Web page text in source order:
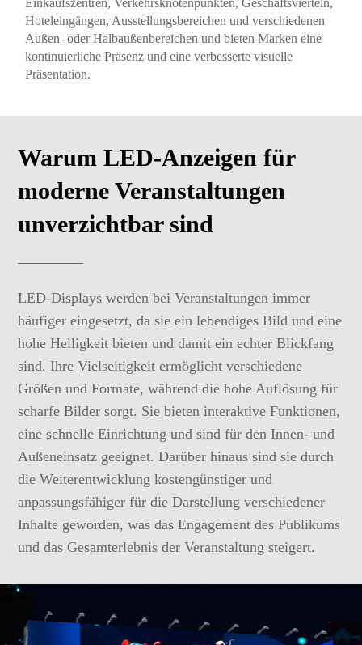
Hoteleingängen, Ausstellungsbereichen und verschiedenen
Außen- oder Halbaußenbereichen und bieten Marken eine
kontinuierliche Präsenz und eine verbesserte visuelle
Präsentation.
Warum LED-Anzeigen für
moderne Veranstaltungen
unverzichtbar sind
LED-Displays werden bei Veranstaltungen immer
häufiger eingesetzt, da sie ein lebendiges Bild und eine
hohe Helligkeit bieten und damit ein echter Blickfang
sind. Ihre Vielseitigkeit ermöglicht verschiedene
Größen und Formate, während die hohe Auflösung für
scharfe Bilder sorgt. Sie bieten interaktive Funktionen,
eine schnelle Einrichtung und sind für den Innen- und
Außeneinsatz geeignet. Darüber hinaus sind sie durch
die Weiterentwicklung kostengünstiger und
anpassungsfähiger für die Darstellung verschiedener
Inhalte geworden, was das Engagement des Publikums
und das Gesamterlebnis der Veranstaltung steigert.